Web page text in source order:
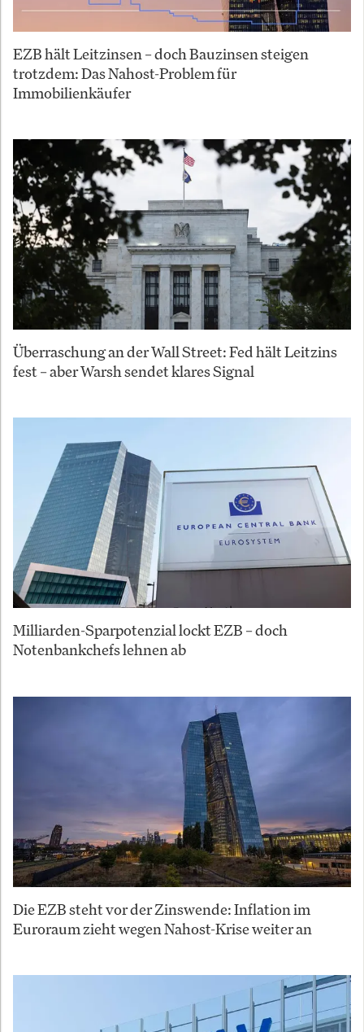
EZB hält Leitzinsen – doch Bauzinsen steigen
trotzdem: Das Nahost-Problem für
Immobilienkäufer
Überraschung an der Wall Street: Fed hält Leitzins
fest – aber Warsh sendet klares Signal
Milliarden-Sparpotenzial lockt EZB – doch
Notenbankchefs lehnen ab
Die EZB steht vor der Zinswende: Inflation im
Euroraum zieht wegen Nahost-Krise weiter an